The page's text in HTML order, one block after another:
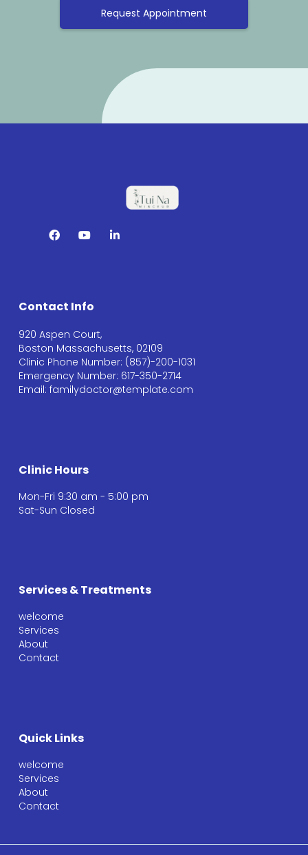
Request Appointment
Contact Info
920 Aspen Court,
Boston Massachusetts, 02109
Clinic Phone Number: (857)-200-1031
Emergency Number: 617-350-2714
Email: familydoctor@template.com
Clinic Hours
Mon-Fri 9:30 am - 5:00 pm
Sat-Sun Closed
Services & Treatments
welcome
Services
About
Contact
Quick Links
welcome
Services
About
Contact